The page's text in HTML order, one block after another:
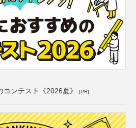
コンテスト《2026夏》 [PR]